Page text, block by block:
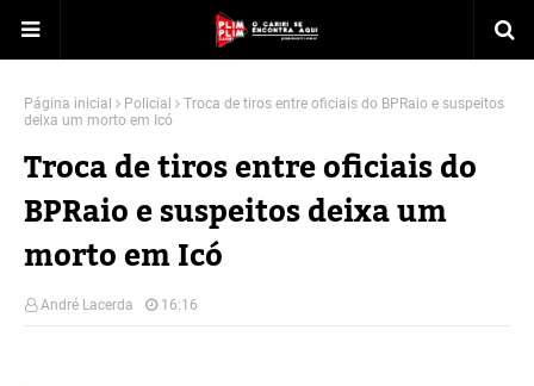
Página inicial Policial
Troca de tiros entre oficiais do BPRaio e suspeitos
deixa um morto em Icó
Troca de tiros entre oficiais do
BPRaio e suspeitos deixa um
morto em Icó
André Lacerda 16:16